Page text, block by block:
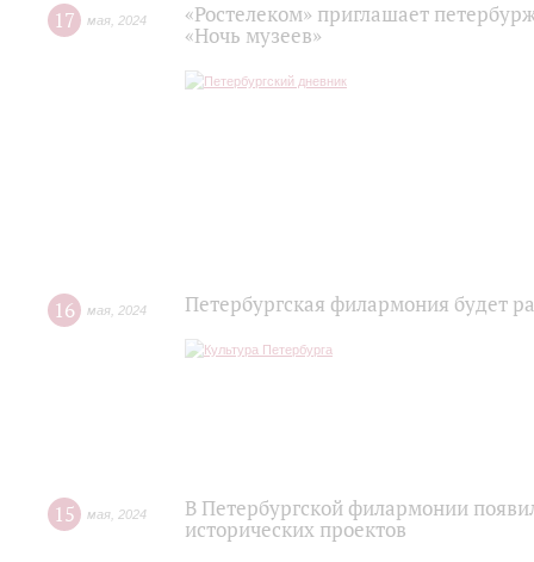
17 мая 2024
«Ростелеком» приглашает
«Ночь музеев»
16 мая 2024 Петербургская филармония будет
15 мая 2024
В Петербургской филармонии
исторических проектов